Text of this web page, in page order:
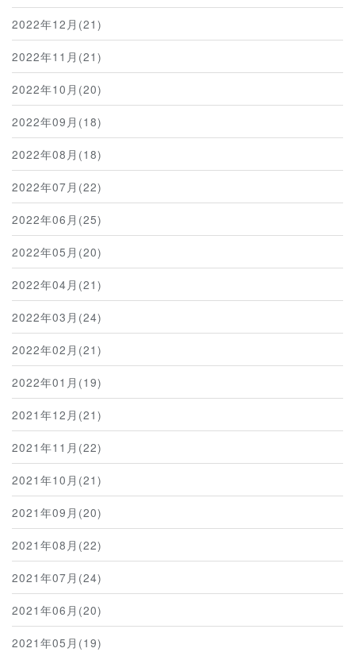
2022年12月(21)
2022年11月(21)
2022年10月(20)
2022年09月(18)
2022年08月(18)
2022年07月(22)
2022年06月(25)
2022年05月(20)
2022年04月(21)
2022年03月(24)
2022年02月(21)
2022年01月(19)
2021年12月(21)
2021年11月(22)
2021年10月(21)
2021年09月(20)
2021年08月(22)
2021年07月(24)
2021年06月(20)
2021年05月(19)